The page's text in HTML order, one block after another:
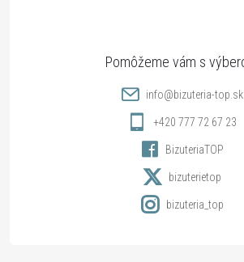
info@bizuteria-top.sk
+420 777 72 67 23
BizuteriaTOP
bizuterietop
bizuteria_top